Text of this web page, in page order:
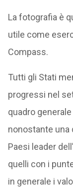
La fotografia è
utile come
Compass.
Tutti gli Stati
progressi nel
quadro
nonostante una
Paesi leader
quelli con i
in generale i